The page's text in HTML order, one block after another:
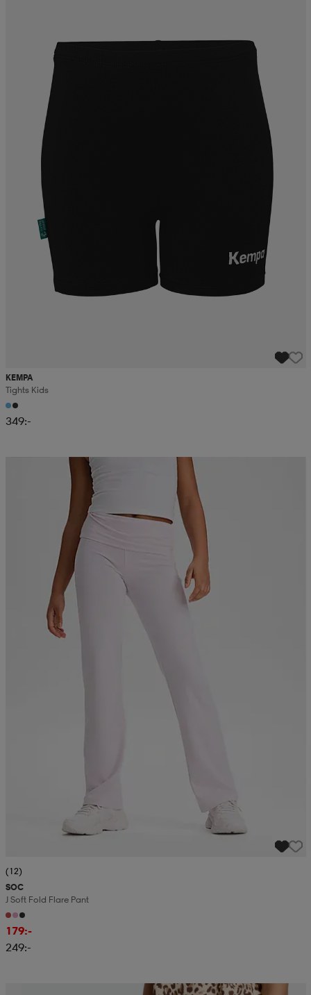
KEMPA
Tights Kids
349:-
(12)
SOC
J Soft Fold Flare Pant
179:-
249:-